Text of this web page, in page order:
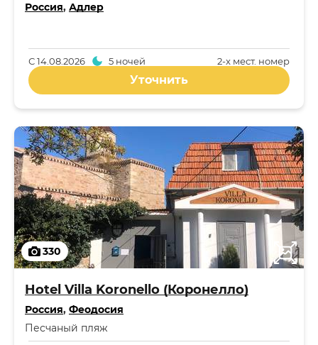
Россия, Адлер
2-x мест. номер
С14.08.2026 5 ночей
Уточнить
330
Hotel Villa Koronello (Коронелло)
Россия, Феодосия
Песчаный пляж